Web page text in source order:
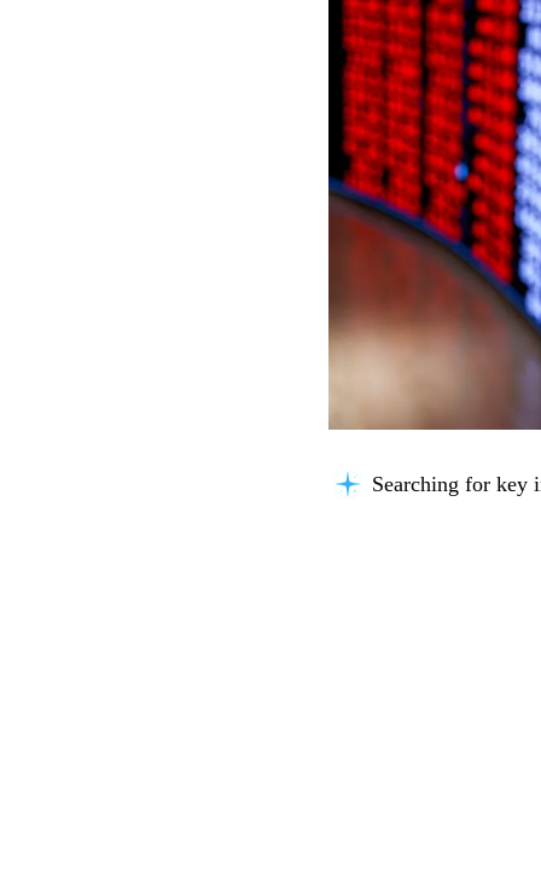
Searching for key